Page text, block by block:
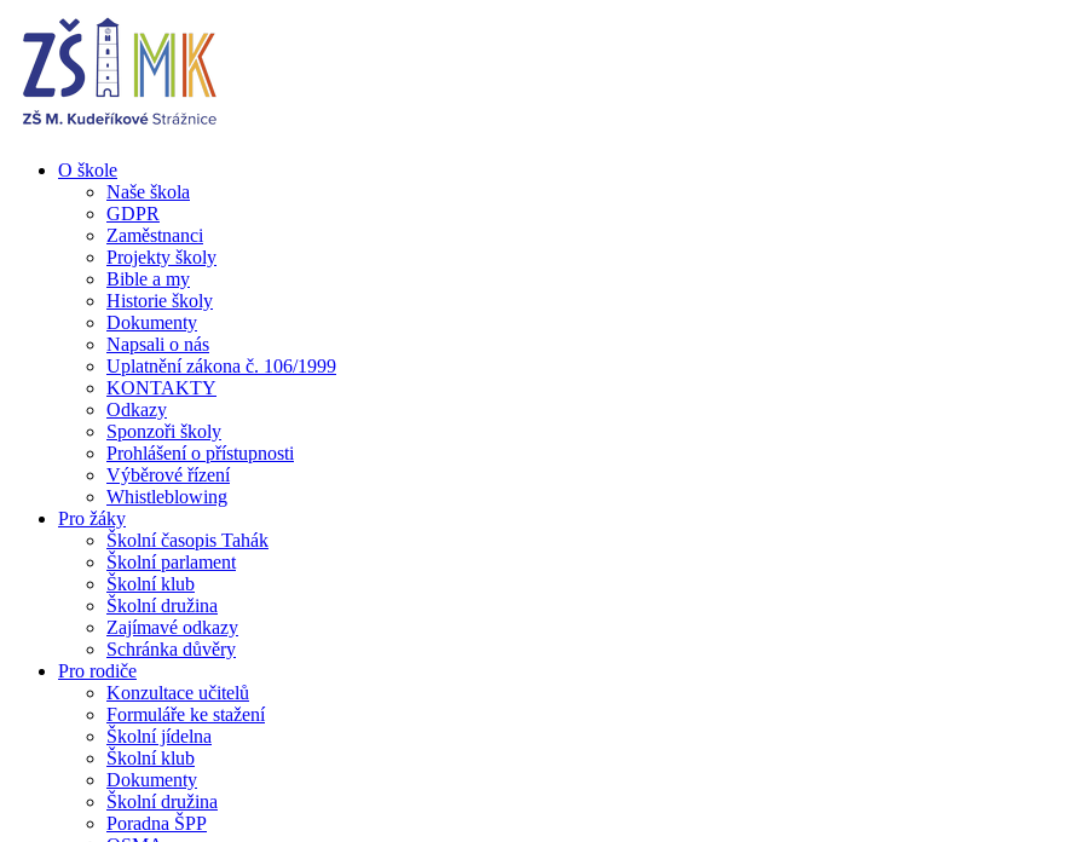
O škole
Naše škola
GDPR
Zaměstnanci
Projekty školy
Bible a my
Historie školy
Dokumenty
Napsali o nás
Uplatnění zákona č. 106/1999
KONTAKTY
Odkazy
Sponzoři školy
Prohlášení o přístupnosti
Výběrové řízení
Whistleblowing
Pro žáky
Školní časopis Tahák
Školní parlament
Školní klub
Školní družina
Zajímavé odkazy
Schránka důvěry
Pro rodiče
Konzultace učitelů
Formuláře ke stažení
Školní jídelna
Školní klub
Dokumenty
Školní družina
Poradna ŠPP